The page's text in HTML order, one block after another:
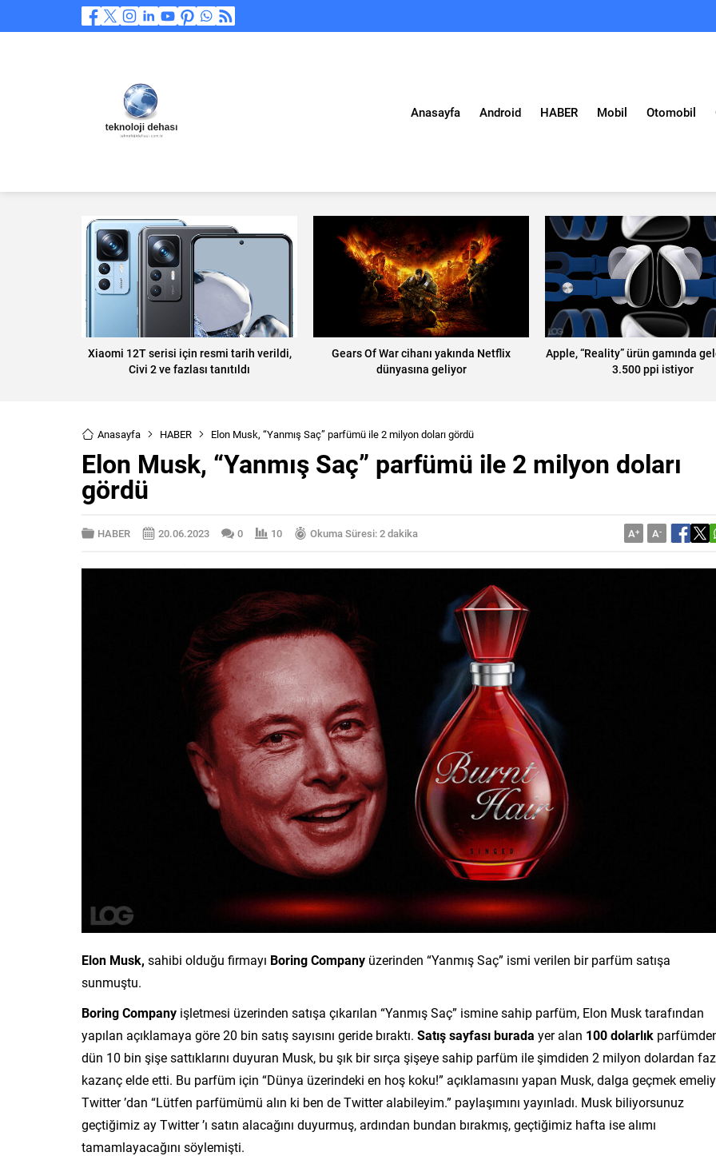
Anasayfa Android HABER Mobil Otomobil
Xiaomi 12T serisi için resmi tarih verildi,
Civi 2 ve fazlası tanıtıldı
Gears Of War cihanı yakında Netflix
dünyasına geliyor
Apple, “Reality” ürün gamında
3.500 ppi istiyor
Anasayfa HABER Elon Musk, “Yanmış Saç” parfümü ile 2 milyon doları gördü
Elon Musk, “Yanmış Saç” parfümü ile 2 milyon doları
gördü
HABER 20.06.2023 0 10 Okuma Süresi: 2 dakika A+ A-
Elon Musk, sahibi olduğu firmayı Boring Company üzerinden “Yanmış Saç” ismi verilen bir parfüm satışa
sunmuştu.
Boring Company işletmesi üzerinden satışa çıkarılan “Yanmış Saç” ismine sahip parfüm, Elon Musk tarafından
yapılan açıklamaya göre 20 bin satış sayısını geride bıraktı. Satış sayfası burada yer alan 100 dolarlık
dün 10 bin şişe sattıklarını duyuran Musk, bu şık bir sırça şişeye sahip parfüm ile şimdiden 2 milyon dolardan
kazanç elde etti. Bu parfüm için “Dünya üzerindeki en hoş koku!” açıklamasını yapan Musk, dalga geçmek
Twitter ’dan “Lütfen parfümümü alın ki ben de Twitter alabileyim.” paylaşımını yayınladı. Musk biliyorsunuz
geçtiğimiz ay Twitter ’ı satın alacağını duyurmuş, ardından bundan bırakmış, geçtiğimiz hafta ise alımı
tamamlayacağını söylemişti.